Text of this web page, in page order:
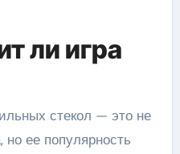
ли игра
стекол — это не
но ее популярность